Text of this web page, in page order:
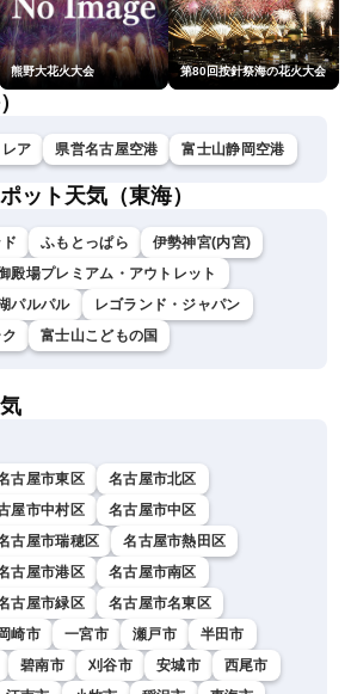
熊野大花火大会 第80回按針祭海の花火大会
ア 県営名古屋空港 富士山静岡空港
ット天気（東海）
ふもとっぱら
伊勢神宮(内宮)
殿場プレミアム・アウトレット
パルパル
レゴランド・ジャパン
富士山こどもの国
古屋市東区
名古屋市北区
屋市中村区
名古屋市中区
古屋市瑞穂区
名古屋市熱田区
古屋市港区
名古屋市南区
古屋市緑区
名古屋市名東区
岡崎市 一宮市 瀬戸市
半田市
碧南市 刈谷市 安城市
西尾市